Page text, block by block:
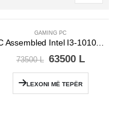
GAMING PC
PC Assembled Intel I3-10105 + GTX 1650 D6 4GB
73500L Çmimi
73500 L.
63500 L
63500
LEXONI MË TEPËR